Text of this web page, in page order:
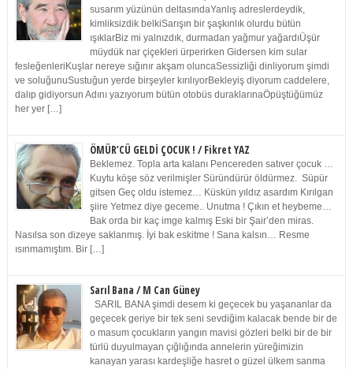
susarım yüzünün deltasındaYanlış adreslerdeydik,
kimliksizdik belkiSarışın bir şaşkınlık olurdu bütün
ışıklarBiz mi yalnızdık, durmadan yağmur yağardıÜşür
müydük nar çiçekleri ürperirken Gidersen kim sular
fesleğenleriKuşlar nereye sığınır akşam oluncaSessizliği dinliyorum şimdi
ve soluğunuSustuğun yerde birşeyler kırılıyorBekleyiş diyorum caddelere,
dalıp gidiyorsun Adını yazıyorum bütün otobüs duraklarınaÖpüştüğümüz
her yer […]
ÖMÜR’CÜ GELDİ ÇOCUK ! / Fikret YAZ
Beklemez. Topla arta kalanı Pencereden satıver çocuk …
Kuytu köşe söz verilmişler Süründürür öldürmez. Süpür
gitsen Geç oldu istemez… Küskün yıldız asardım Kırılgan
şiire Yetmez diye geceme.. Unutma ! Çıkın et heybeme…
Bak orda bir kaç imge kalmış Eski bir Şair’den miras.
Nasılsa son dizeye saklanmış. İyi bak eskitme ! Sana kalsın… Resme
ısınmamıştım. Bir […]
Sarıl Bana / M Can Güney
SARIL BANA şimdi desem ki geçecek bu yaşananlar da
geçecek geriye bir tek seni sevdiğim kalacak bende bir de
o masum çocukların yangın mavisi gözleri belki bir de bir
türlü duyulmayan çığlığında annelerin yüreğimizin
kanayan yarası kardeşliğe hasret o güzel ülkem sanma